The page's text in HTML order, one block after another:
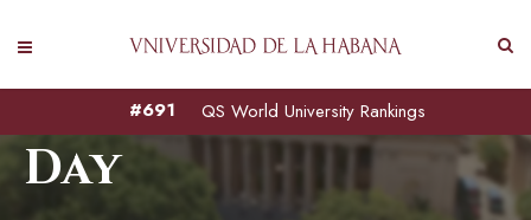
QS World University Rankings
#691
agosto 10, 2022
Day